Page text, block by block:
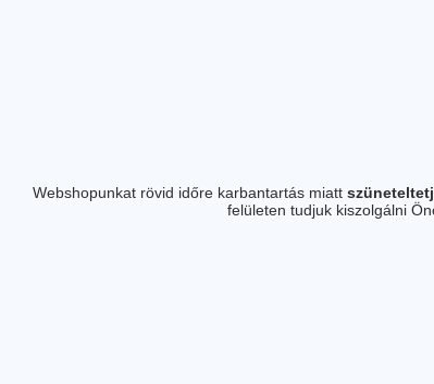
Webshopunkat rövid időre karbantartás miatt
felületen tudjuk kiszolgálni